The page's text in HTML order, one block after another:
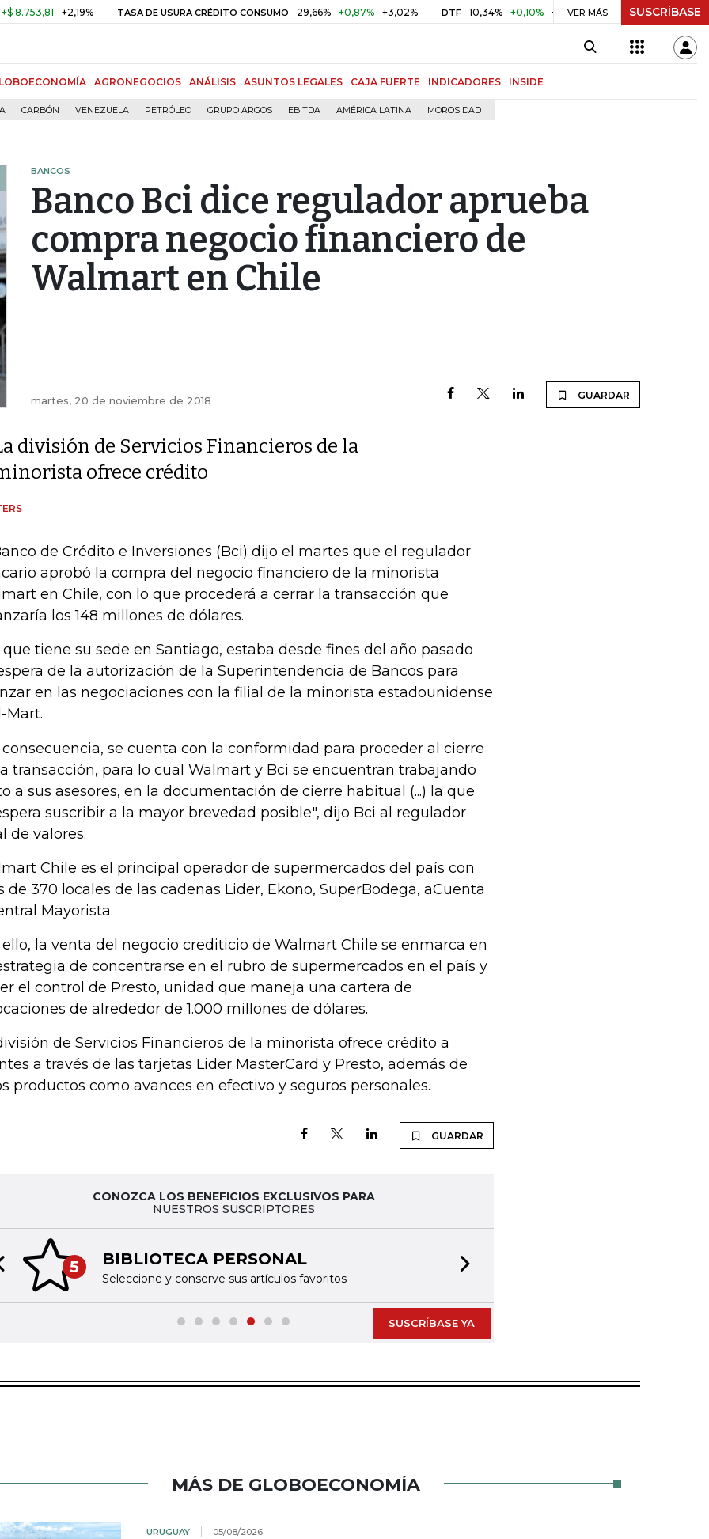
+2,19% TASA DE USURA CRÉDITO CONSUMO 29,66% +0,87% +3,02% DTF 10,34% +0,10% +0,98% UVR $ 416,91 +$ 0,05
VER MÁS SUSCRÍBASE
AGRONEGOCIOS ANÁLISIS ASUNTOS LEGALES CAJA FUERTE INDICADORES INSIDE
CARBÓN VENEZUELA PETRÓLEO GRUPO ARGOS EBITDA AMÉRICA LATINA MOROSIDAD
BANCOS
Banco Bci dice regulador aprueba
compra negocio financiero de
Walmart en Chile
martes, 20 de noviembre de 2018 GUARDAR
división de Servicios Financieros de la
ofrece crédito
de Crédito e Inversiones (Bci) dijo el martes que el regulador
aprobó la compra del negocio financiero de la minorista
en Chile, con lo que procederá a cerrar la transacción que
los 148 millones de dólares.
que tiene su sede en Santiago, estaba desde fines del año pasado
de la autorización de la Superintendencia de Bancos para
en las negociaciones con la filial de la minorista estadounidense
Mart.
consecuencia, se cuenta con la conformidad para proceder al cierre
transacción, para lo cual Walmart y Bci se encuentran trabajando
a sus asesores, en la documentación de cierre habitual (...) la que
suscribir a la mayor brevedad posible", dijo Bci al regulador
de valores.
Chile es el principal operador de supermercados del país con
de 370 locales de las cadenas Lider, Ekono, SuperBodega, aCuenta
Mayorista.
ello, la venta del negocio crediticio de Walmart Chile se enmarca en
de concentrarse en el rubro de supermercados en el país y
el control de Presto, unidad que maneja una cartera de
de alrededor de 1.000 millones de dólares.
de Servicios Financieros de la minorista ofrece crédito a
a través de las tarjetas Lider MasterCard y Presto, además de
productos como avances en efectivo y seguros personales.
GUARDAR
CONOZCA LOS BENEFICIOS EXCLUSIVOS PARA
NUESTROS SUSCRIPTORES
5 BIBLIOTECA PERSONAL
Seleccione y conserve sus artículos favoritos
slide
SUSCRÍBASE YA
MÁS DE GLOBOECONOMÍA
URUGUAY 05/08/2026